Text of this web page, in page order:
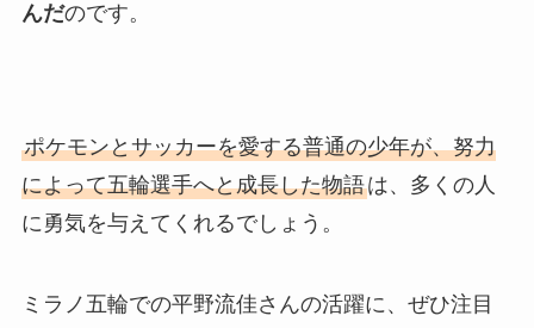
んだのです。
ポケモンとサッカーを愛する普通の少年が、努力
によって五輪選手へと成長した物語は、多くの人
に勇気を与えてくれるでしょう。
ミラノ五輪での平野流佳さんの活躍に、ぜひ注目